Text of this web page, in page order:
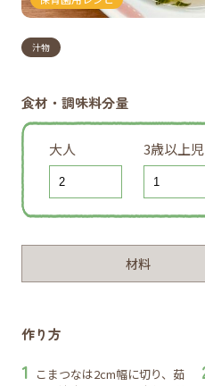
汁物
食材・調味料分量
大人 3歳以上児
材料
作り方
こまつなは2cm幅に切り、茹